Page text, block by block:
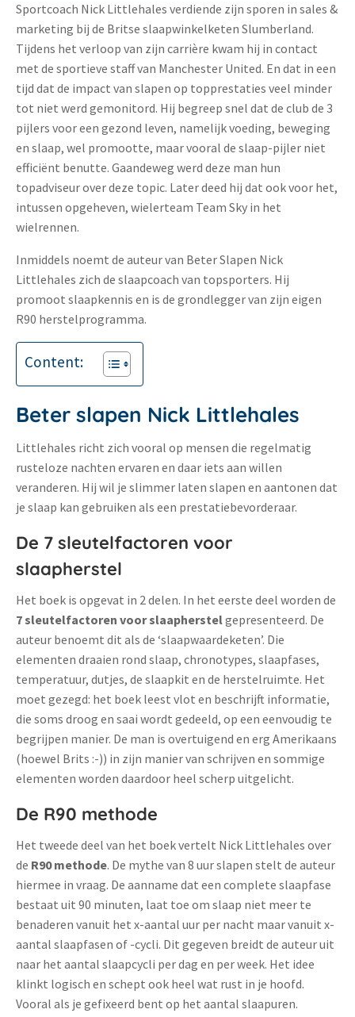
Sportcoach Nick Littlehales verdiende zijn sporen in sales &
marketing bij de Britse slaapwinkelketen Slumberland.
Tijdens het verloop van zijn carrière kwam hij in contact
met de sportieve staff van Manchester United. En dat in een
tijd dat de impact van slapen op topprestaties veel minder
tot niet werd gemonitord. Hij begreep snel dat de club de 3
pijlers voor een gezond leven, namelijk voeding, beweging
en slaap, wel promootte, maar vooral de slaap-pijler niet
efficiënt benutte. Gaandeweg werd deze man hun
topadviseur over deze topic. Later deed hij dat ook voor het,
intussen opgeheven, wielerteam Team Sky in het
wielrennen.
Inmiddels noemt de auteur van Beter Slapen Nick
Littlehales zich de slaapcoach van topsporters. Hij
promoot slaapkennis en is de grondlegger van zijn eigen
R90 herstelprogramma.
Content:
Beter slapen Nick Littlehales
Littlehales richt zich vooral op mensen die regelmatig
rusteloze nachten ervaren en daar iets aan willen
veranderen. Hij wil je slimmer laten slapen en aantonen dat
je slaap kan gebruiken als een prestatiebevorderaar.
De 7 sleutelfactoren voor
slaapherstel
Het boek is opgevat in 2 delen. In het eerste deel worden de
7 sleutelfactoren voor slaapherstelgepresenteerd. De
auteur benoemt dit als de ‘slaapwaardeketen’. Die
elementen draaien rond slaap, chronotypes, slaapfases,
temperatuur, dutjes, de slaapkit en de herstelruimte. Het
moet gezegd: het boek leest vlot en beschrijft informatie,
die soms droog en saai wordt gedeeld, op een eenvoudig te
begrijpen manier. De man is overtuigend en erg Amerikaans
(hoewel Brits :-)) in zijn manier van schrijven en sommige
elementen worden daardoor heel scherp uitgelicht.
De R90 methode
Het tweede deel van het boek vertelt Nick Littlehales over
de R90 methode. De mythe van 8 uur slapen stelt de auteur
hiermee in vraag. De aanname dat een complete slaapfase
bestaat uit 90 minuten, laat toe om slaap niet meer te
benaderen vanuit het x-aantal uur per nacht maar vanuit x-
aantal slaapfasen of -cycli. Dit gegeven breidt de auteur uit
naar het aantal slaapcycli per dag en per week. Het idee
klinkt logisch en schept ook heel wat rust in je hoofd.
Vooral als je gefixeerd bent op het aantal slaapuren.